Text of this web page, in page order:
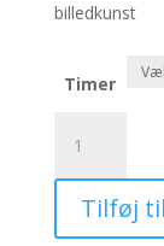
billedkunst
Timer
antal
Tilføj